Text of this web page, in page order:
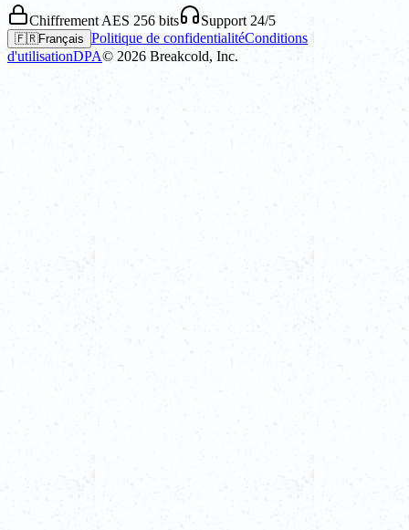
Chiffrement AES 256 bits Support 24/5
🇫🇷Français Politique de confidentialitéConditions
d'utilisationDPA© 2026 Breakcold, Inc.